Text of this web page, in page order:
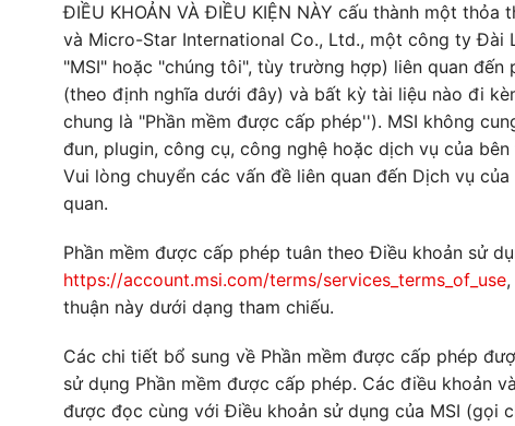
ĐIỀU KHOẢN VÀ ĐIỀU KIỆN NÀY cấu thành một
và Micro-Star International Co., Ltd., một công ty Đài
"MSI" hoặc "chúng tôi", tùy trường hợp) liên quan đến
(theo định nghĩa dưới đây) và bất kỳ tài liệu nào đi
chung là "Phần mềm được cấp phép''). MSI không
đun, plugin, công cụ, công nghệ hoặc dịch vụ của
Vui lòng chuyển các vấn đề liên quan đến Dịch vụ
quan.
Phần mềm được cấp phép tuân theo Điều khoản sử
https://account.msi.com/terms/services_terms_of_use
thuận này dưới dạng tham chiếu.
Các chi tiết bổ sung về Phần mềm được cấp phép
sử dụng Phần mềm được cấp phép. Các điều khoản
được đọc cùng với Điều khoản sử dụng của MSI (gọi